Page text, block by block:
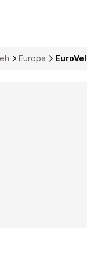
Europa